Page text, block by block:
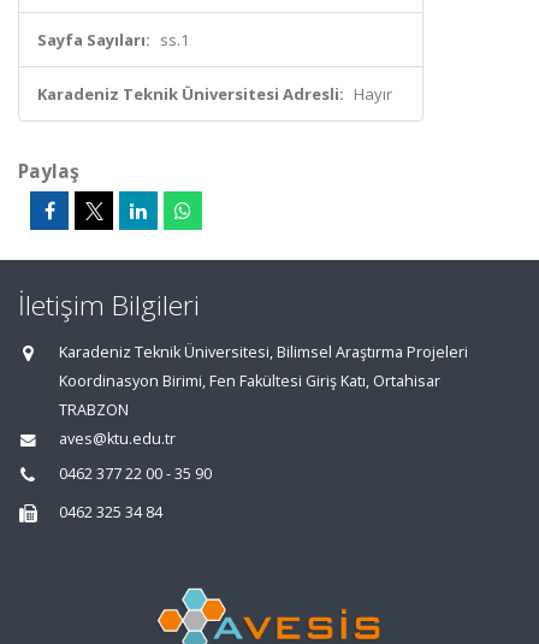
Sayfa Sayıları: ss.1
Karadeniz Teknik Üniversitesi Adresli: Hayır
Paylaş
İletişim Bilgileri
Karadeniz Teknik Üniversitesi, Bilimsel Araştırma Projeleri
Koordinasyon Birimi, Fen Fakültesi Giriş Katı, Ortahisar
TRABZON
aves@ktu.edu.tr
0462 377 22 00 - 35 90
0462 325 34 84